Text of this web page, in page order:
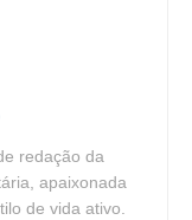
redação da
apaixonada
de vida ativo.